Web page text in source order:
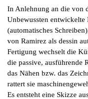
In Anlehnung an die von
Unbewussten entwickelte
(automatisches
von Ramirez als dessin
Fertigung wechselt die
die passive, ausführende
das Nähen bzw. das
rattert sie
Es entsteht eine Skizze